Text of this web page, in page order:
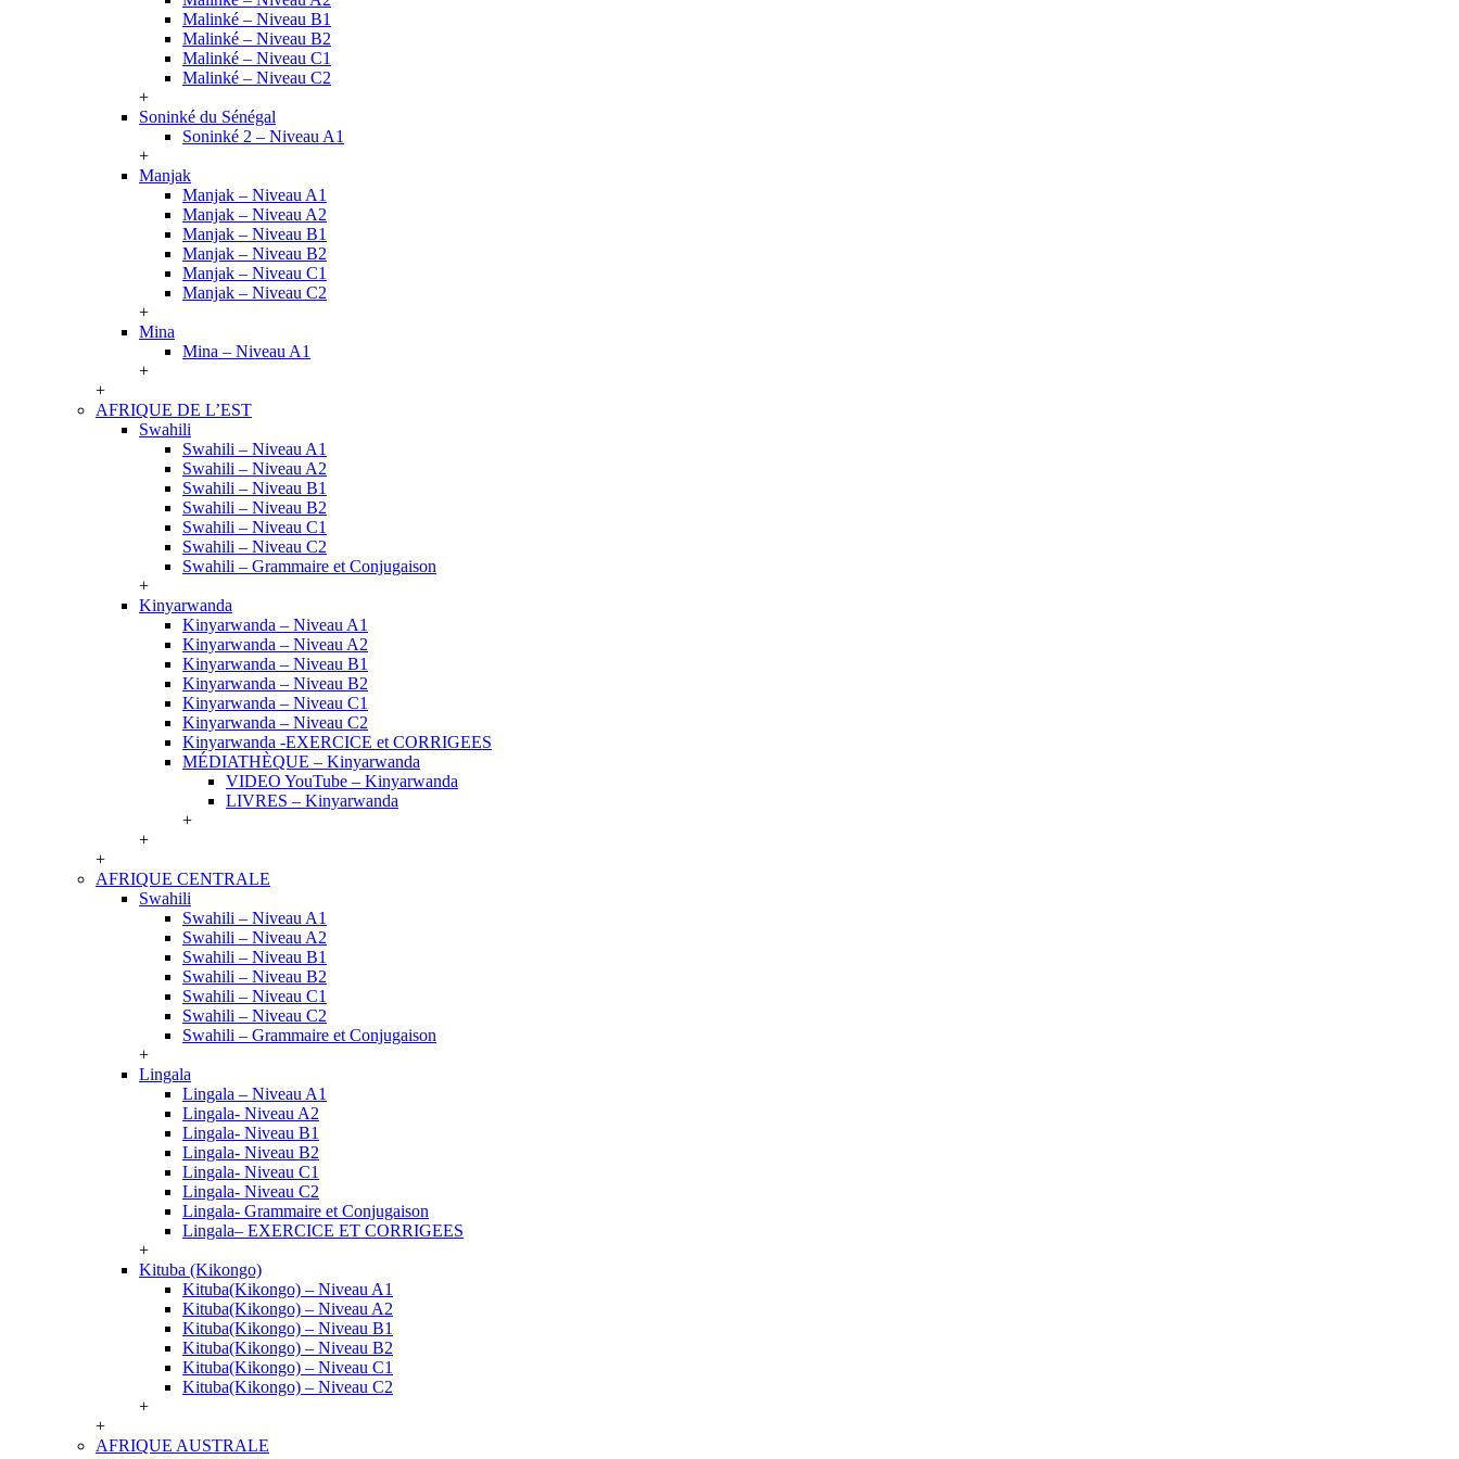
Malinké – Niveau B1
Malinké – Niveau B2
Malinké – Niveau C1
Malinké – Niveau C2
+
Soninké du Sénégal
Soninké 2 – Niveau A1
+
Manjak
Manjak – Niveau A1
Manjak – Niveau A2
Manjak – Niveau B1
Manjak – Niveau B2
Manjak – Niveau C1
Manjak – Niveau C2
+
Mina
Mina – Niveau A1
+
+
AFRIQUE DE L’EST
Swahili
Swahili – Niveau A1
Swahili – Niveau A2
Swahili – Niveau B1
Swahili – Niveau B2
Swahili – Niveau C1
Swahili – Niveau C2
Swahili – Grammaire et Conjugaison
+
Kinyarwanda
Kinyarwanda – Niveau A1
Kinyarwanda – Niveau A2
Kinyarwanda – Niveau B1
Kinyarwanda – Niveau B2
Kinyarwanda – Niveau C1
Kinyarwanda – Niveau C2
Kinyarwanda -EXERCICE et CORRIGEES
MÉDIATHÈQUE – Kinyarwanda
VIDEO YouTube – Kinyarwanda
LIVRES – Kinyarwanda
+
+
+
AFRIQUE CENTRALE
Swahili
Swahili – Niveau A1
Swahili – Niveau A2
Swahili – Niveau B1
Swahili – Niveau B2
Swahili – Niveau C1
Swahili – Niveau C2
Swahili – Grammaire et Conjugaison
+
Lingala
Lingala – Niveau A1
Lingala- Niveau A2
Lingala- Niveau B1
Lingala- Niveau B2
Lingala- Niveau C1
Lingala- Niveau C2
Lingala- Grammaire et Conjugaison
Lingala– EXERCICE ET CORRIGEES
+
Kituba (Kikongo)
Kituba(Kikongo) – Niveau A1
Kituba(Kikongo) – Niveau A2
Kituba(Kikongo) – Niveau B1
Kituba(Kikongo) – Niveau B2
Kituba(Kikongo) – Niveau C1
Kituba(Kikongo) – Niveau C2
+
+
AFRIQUE AUSTRALE